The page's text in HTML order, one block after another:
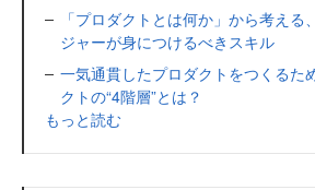
「プロダクトとは何か」から考える
ジャーが身につけるべきスキル
一気通貫したプロダクトをつくるた
クトの“4階層”とは？
もっと読む